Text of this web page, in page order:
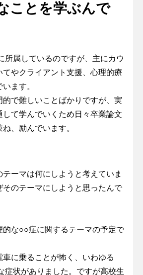
ことを学ぶんで
所属しているのですが、主にカウ
てやクライアント支援、心理的療
ます。
的で難しいことばかりですが、実
して学んでいくため日々卒業論文
、励んでいます。
ーマは何にしようと考えていま
そのテーマにしようと思ったんで
的な○○症に関するテーマの予定で
に乗ることが怖く、いわゆる
症状がありました。ですが高校生